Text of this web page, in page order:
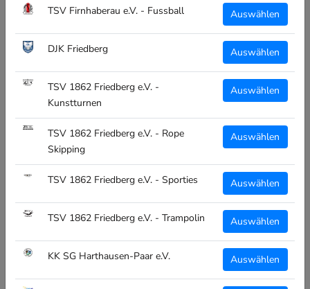
TSV Firnhaberau e.V. - Fussball Auswählen
DJK Friedberg Auswählen
TSV 1862 Friedberg e.V. -
Kunstturnen
Auswählen
TSV 1862 Friedberg e.V. - Rope
Skipping
Auswählen
TSV 1862 Friedberg e.V. - Sporties Auswählen
TSV 1862 Friedberg e.V. - Trampolin Auswählen
KK SG Harthausen-Paar e.V. Auswählen
Uni
Menge:
IN DEN WARENKORB
Supporte deinen Verein mit deinem Individuellen